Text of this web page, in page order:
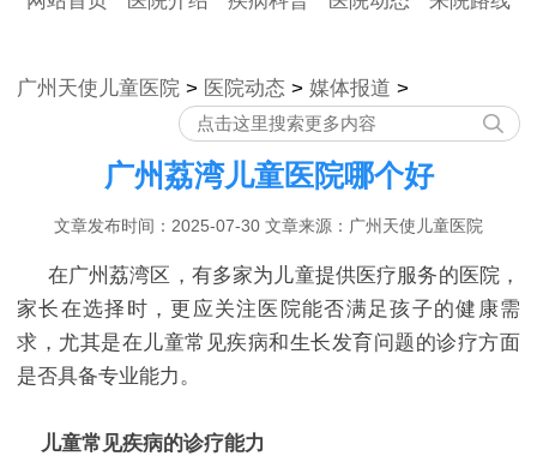
广州天使儿童医院 > 医院动态 > 媒体报道 >
广州荔湾儿童医院哪个好
文章发布时间：2025-07-30 文章来源：广州天使儿童医院
在广州荔湾区，有多家为儿童提供医疗服务的医院，
家长在选择时，更应关注医院能否满足孩子的健康需
求，尤其是在儿童常见疾病和生长发育问题的诊疗方面
是否具备专业能力。​
儿童常见疾病的诊疗能力​